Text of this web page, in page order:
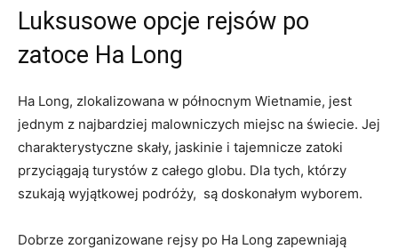
Luksusowe opcje rejsów ⁣po
⁢zatoce Ha Long
Ha Long, zlokalizowana w północnym Wietnamie,‍ jest
jednym z najbardziej malowniczych miejsc na świecie. Jej
charakterystyczne⁤ skały, jaskinie ​i tajemnicze zatoki⁤
przyciągają turystów z całego globu. Dla tych, którzy
szukają wyjątkowej podróży, ⁢ są doskonałym wyborem.
Dobrze zorganizowane rejsy po Ha Long ‍zapewniają